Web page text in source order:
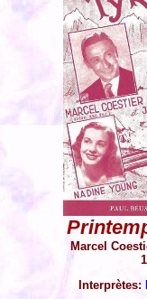
Marcel
Interprètes: